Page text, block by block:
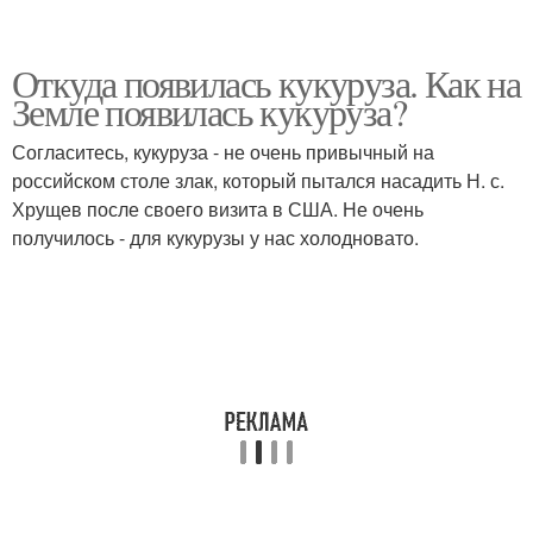
Откуда появилась кукуруза. Как на
Земле появилась кукуруза?
Согласитесь, кукуруза - не очень привычный на
российском столе злак, который пытался насадить Н. с.
Хрущев после своего визита в США. Не очень
получилось - для кукурузы у нас холодновато.